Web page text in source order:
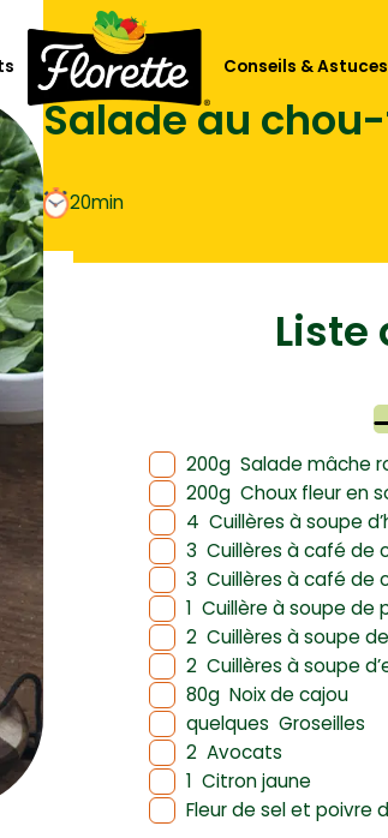
Les salades
Les crudités, herbes, sauces et
toppings
L’apéritif
Les purées et légumes cuisinés
Les légumes à cuire & box à
cuisiner
Les soupes et gazpachos
Les fruits
Conseils & Astuces
Accueil Recettes
Salade au
20min
Liste
200g Salade mâche
200g Choux fleur en
4 Cuillères à soupe
3 Cuillères à café de
3 Cuillères à café de
1 Cuillère à soupe de
2 Cuillères à soupe
2 Cuillères à soupe
80g Noix de cajou
quelques Groseilles
2 Avocats
1 Citron jaune
Fleur de sel et poivre